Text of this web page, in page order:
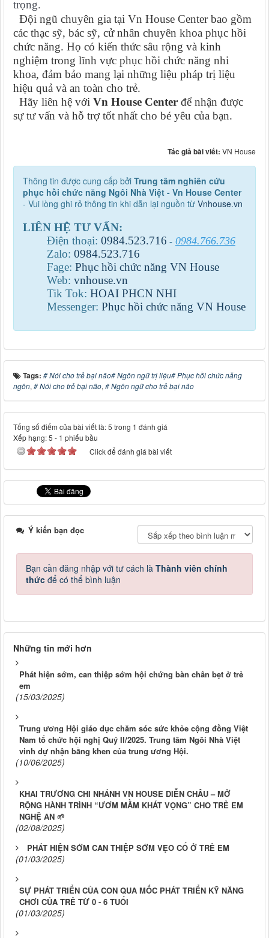
trọng.
Đội ngũ chuyên gia tại Vn House Center bao gồm
các thạc sỹ, bác sỹ, cử nhân chuyên khoa phục hồi
chức năng. Họ có kiến thức sâu rộng và kinh
nghiệm trong lĩnh vực phục hồi chức năng nhi
khoa, đảm bảo mang lại những liệu pháp trị liệu
hiệu quả và an toàn cho trẻ.
Hãy liên hệ với Vn House Center để nhận được
sự tư vấn và hỗ trợ tốt nhất cho bé yêu của bạn.
Tác giả bài viết: VN House
Thông tin được cung cấp bởi Trung tâm nghiên cứu
phục hồi chức năng Ngôi Nhà Việt - Vn House Center
- Vui lòng ghi rỏ thông tin khi dẫn lại nguồn từ Vnhouse.vn
LIÊN HỆ TƯ VẤN:
Điện thoại: 0984.523.716 - 0984.766.736
Zalo: 0984.523.716
Fage: Phục hồi chức năng VN House
Web: vnhouse.vn
Tik Tok: HOAI PHCN NHI
Messenger: Phục hồi chức năng VN House
Tags: # Nói cho trẻ bại não# Ngôn ngữ trị liệu# Phục hồi chức năng
ngôn, # Nói cho trẻ bại não, # Ngôn ngữ cho trẻ bại não
Tổng số điểm của bài viết là: 5 trong 1 đánh giá
Xếp hạng:5 - 1 phiếu bầu
Click để đánh giá bài viết
Ý kiến bạn đọc
Bạn cần đăng nhập với tư cách là Thành viên chính
thức để có thể bình luận
Những tin mới hơn
Phát hiện sớm, can thiệp sớm hội chứng bàn chân bẹt ở trẻ
em
(15/03/2025)
Trung ương Hội giáo dục chăm sóc sức khỏe cộng đồng Việt
Nam tổ chức hội nghị Quý II/2025. Trung tâm Ngôi Nhà Việt
vinh dự nhận bằng khen của trung ương Hội.
(10/06/2025)
KHAI TRƯƠNG CHI NHÁNH VN HOUSE DIỄN CHÂU – MỞ
RỘNG HÀNH TRÌNH “ƯƠM MẦM KHÁT VỌNG” CHO TRẺ EM
NGHỆ AN 🌱
(02/08/2025)
PHÁT HIỆN SỚM CAN THIỆP SỚM VẸO CỔ Ở TRẺ EM
(01/03/2025)
SỰ PHÁT TRIỂN CỦA CON QUA MỐC PHÁT TRIỂN KỸ NĂNG
CHƠI CỦA TRẺ TỪ 0 - 6 TUỔI
(01/03/2025)